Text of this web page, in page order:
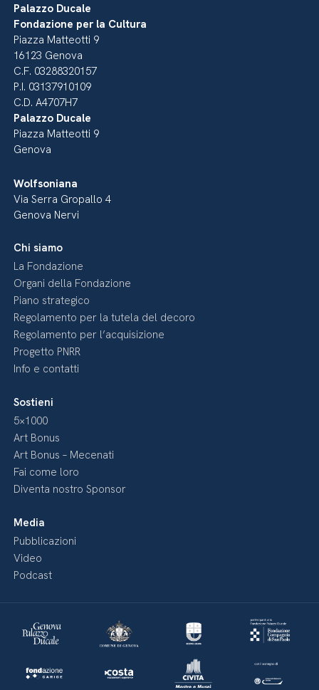
Palazzo Ducale
Fondazione per la Cultura
Piazza Matteotti 9
16123 Genova
C.F. 03288320157
P.I. 03137910109
C.D. A4707H7
Palazzo Ducale
Piazza Matteotti 9
Genova
Wolfsoniana
Via Serra Gropallo 4
Genova Nervi
Chi siamo
La Fondazione
Organi della Fondazione
Piano strategico
Regolamento per la tutela del decoro
Regolamento per l’acquisizione
Progetto PNRR
Info e contatti
Sostieni
5×1000
Art Bonus
Art Bonus – Mecenati
Fai come loro
Diventa nostro Sponsor
Media
Pubblicazioni
Video
Podcast